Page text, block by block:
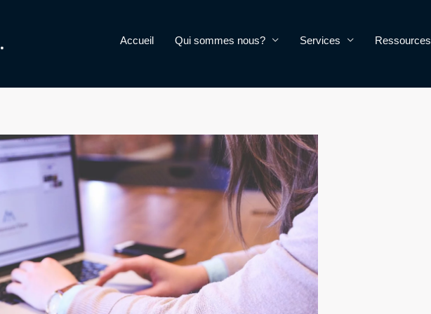
Accueil Qui sommes nous? Services Ressources